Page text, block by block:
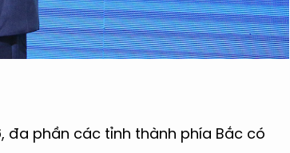
đa phần các tỉnh thành phía Bắc có